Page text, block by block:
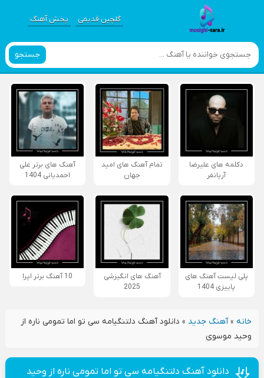
گلچین قدیمی پخش آهنگ
جستجو
دکلمه های علیرضا
آریانفر
تمام آهنگ های امید
جهان
آهنگ های برتر علی
احمدیانی 1404
پلی لیست آهنگ های
پاییزی 1404
آهنگ های انگیزشی
2025
10 آهنگ برتر اپرا
خانه»آهنگ جدید » دانلود آهنگ دلتنگیامه سی تو اما تمومی ناره از
وحید موسوی
دانلود آهنگ دلتنگیامه سی تو اما تمومی ناره از وحید